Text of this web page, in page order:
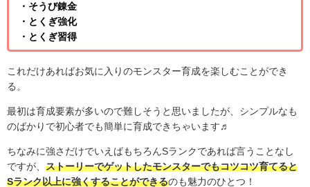
・そうび錬金
・とくぎ強化
・とくぎ習得
これだけあればお気に入りのモンスター育成を楽しむことができ
る。
最初は育成要素が多いので難しそうと思いましたが、シンプルなも
のばかりで初心者でも簡単に育成できちゃいます♬
ちなみに強さだけでいえばもちろんSランクであれば言うことなし
ですが、 ストーリーでゲットしたモンスターでもコツコツ育てると
Sランク以上に強くすることができるのも魅力のひとつ！